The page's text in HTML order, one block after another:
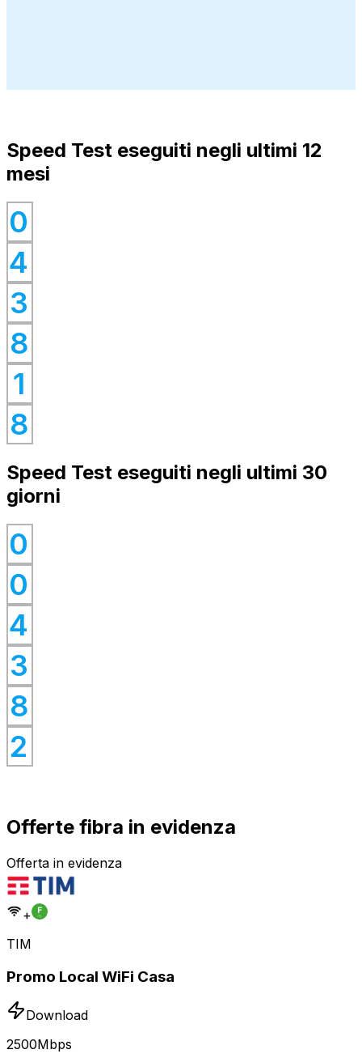
Speed Test eseguiti negli ultimi 12
mesi
0
0
4
0
3
0
8
0
1
0
8
0
Speed Test eseguiti negli ultimi 30
giorni
0
0
0
0
4
0
3
0
8
0
2
0
Offerte fibra in evidenza
Offerta in evidenza
+
TIM
Promo Local WiFi Casa
Download
2500Mbps